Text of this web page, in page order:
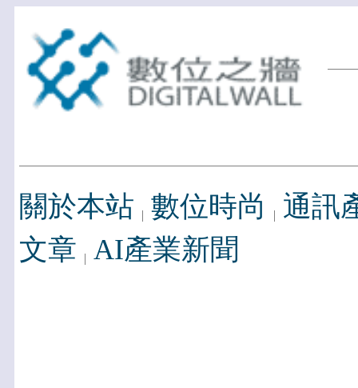
關於本站 數位時尚
通訊
文章 AI產業新聞